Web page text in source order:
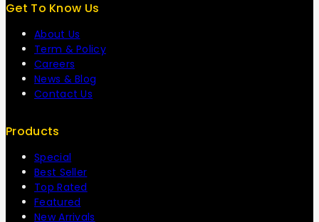
Get To Know Us
About Us
Term & Policy
Careers
News & Blog
Contact Us
Products
Special
Best Seller
Top Rated
Featured
New Arrivals